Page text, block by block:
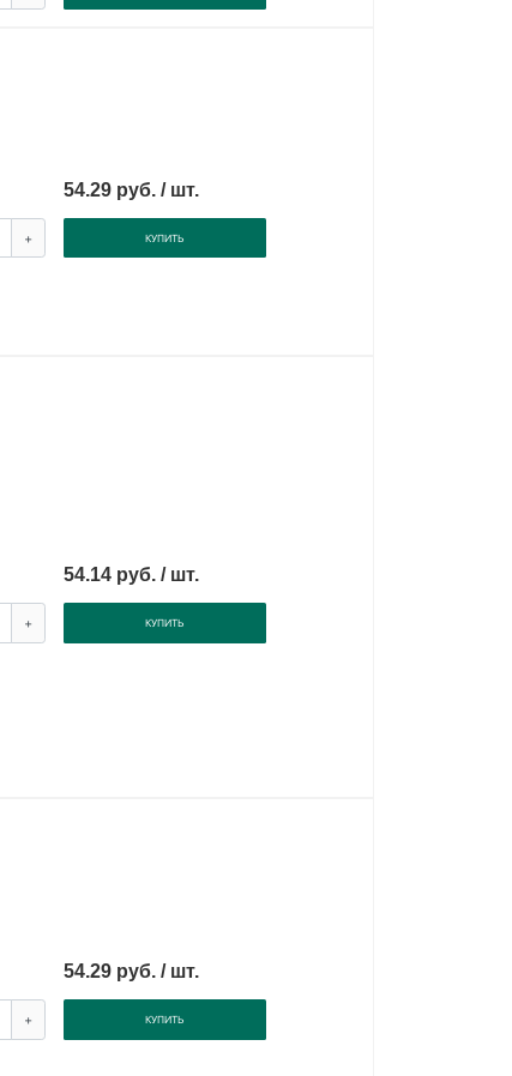
54.29 руб. / шт.
+ КУПИТЬ
54.14 руб. / шт.
+ КУПИТЬ
54.29 руб. / шт.
+ КУПИТЬ